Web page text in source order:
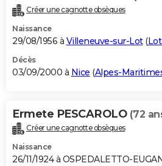
Créer une cagnotte obsèques
Naissance
29/08/1956 à Villeneuve-sur-Lot(
Décès
03/09/2000 à Nice (Alpes-
Ermete PESCAROLO (72
Créer une cagnotte obsèques
Naissance
26/11/1924 à OSPEDALETTO-